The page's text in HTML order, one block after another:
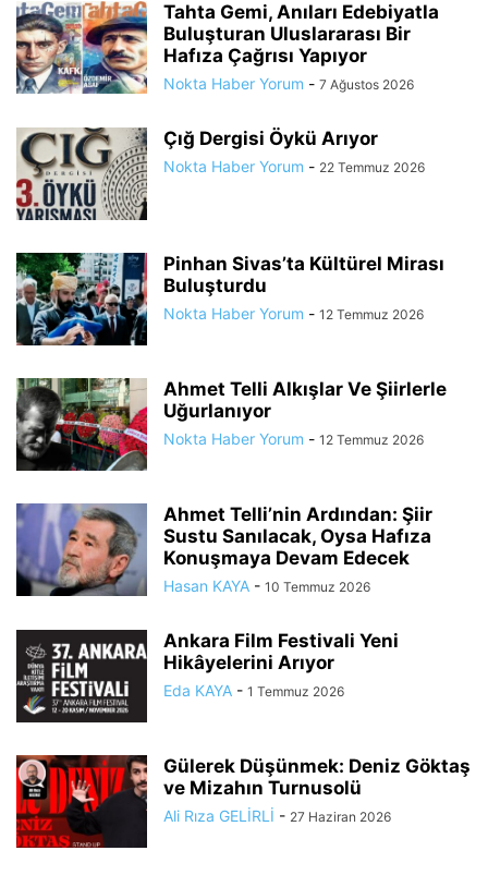
Tahta Gemi, Anıları Edebiyatla
Buluşturan Uluslararası Bir
Hafıza Çağrısı Yapıyor
Nokta Haber Yorum - 7 Ağustos 2026
Çığ Dergisi Öykü Arıyor
Nokta Haber Yorum - 22 Temmuz 2026
Pinhan Sivas’ta Kültürel Mirası
Buluşturdu
Nokta Haber Yorum - 12 Temmuz 2026
Ahmet Telli Alkışlar Ve Şiirlerle
Uğurlanıyor
Nokta Haber Yorum - 12 Temmuz 2026
Ahmet Telli’nin Ardından: Şiir
Sustu Sanılacak, Oysa Hafıza
Konuşmaya Devam Edecek
Hasan KAYA - 10 Temmuz 2026
Ankara Film Festivali Yeni
Hikâyelerini Arıyor
Eda KAYA - 1 Temmuz 2026
Gülerek Düşünmek: Deniz Göktaş
ve Mizahın Turnusolü
Ali Rıza GELİRLİ - 27 Haziran 2026